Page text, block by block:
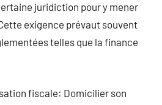
juridiction pour y mener
exigence prévaut souvent
telles que la finance
fiscale: Domicilier son